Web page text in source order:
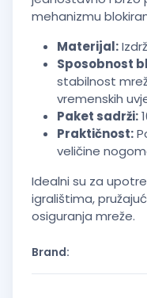
mehanizmu
Materijal:
Sposobnost
stabilnost
vremenskih
Paket sadrži:
Praktičnost:
veličine
Idealni su za
igralištima,
osiguranja mreže.
Brand: